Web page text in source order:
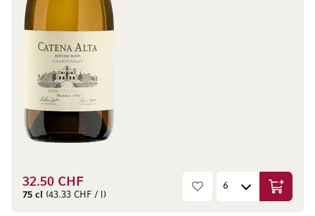
32.50 CHF
75 cl (43.33 CHF / l) Ajouter